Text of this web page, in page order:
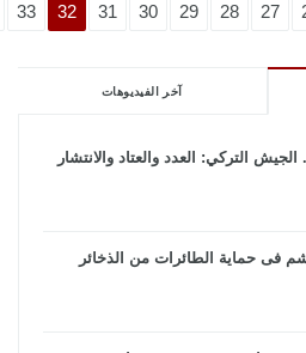
27
28
29
30
31
32
33
آخر الفيديوهات
التركي: العدد والعتاد والانتشار
فى حماية الطائرات من الذخائر